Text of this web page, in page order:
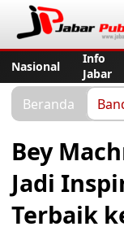
Nasional
Info
Jabar
Beranda
Bey
Jadi
Terbaik